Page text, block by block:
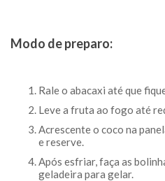
Modo de preparo:
Rale o abacaxi até que
Leve a fruta ao fogo até
Acrescente o coco na
e reserve.
Após esfriar, faça as
geladeira para gelar.